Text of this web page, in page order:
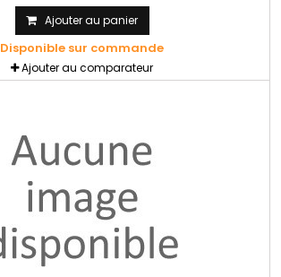
Ajouter au panier
Disponible sur commande
Ajouter au comparateur